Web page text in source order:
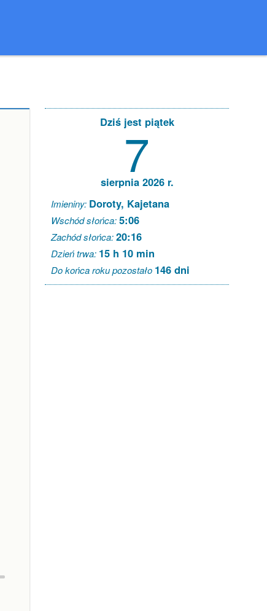
Dziś jest piątek
7
sierpnia 2026 r.
Imieniny: Doroty, Kajetana
Wschód słońca:5:06
Zachód słońca:20:16
Dzień trwa: 15 h 10 min
Do końca roku pozostało 146 dni